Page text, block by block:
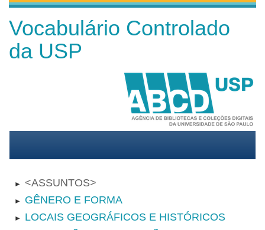
Vocabulário Controlado
da USP
► ASSUNTOS
► GÊNERO E FORMA
► LOCAIS GEOGRÁFICOS E HISTÓRICOS